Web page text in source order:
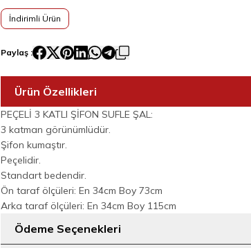
İndirimli Ürün
Paylaş :
Ürün Özellikleri
PEÇELİ 3 KATLI ŞİFON SUFLE ŞAL:
3 katman görünümlüdür.
Şifon kumaştır.
Peçelidir.
Standart bedendir.
Ön taraf ölçüleri: En 34cm Boy 73cm
Arka taraf ölçüleri: En 34cm Boy 115cm
Ödeme Seçenekleri